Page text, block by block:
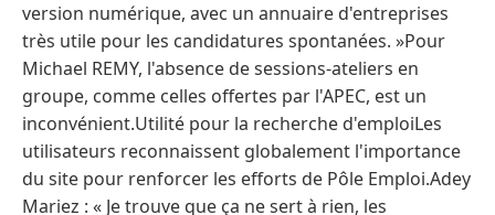
version numérique, avec un annuaire d'entreprises
très utile pour les candidatures spontanées. »Pour
Michael REMY, l'absence de sessions-ateliers en
groupe, comme celles offertes par l'APEC, est un
inconvénient.Utilité pour la recherche d'emploiLes
utilisateurs reconnaissent globalement l'importance
du site pour renforcer les efforts de Pôle Emploi.Adey
Mariez : « Je trouve que ça ne sert à rien, les